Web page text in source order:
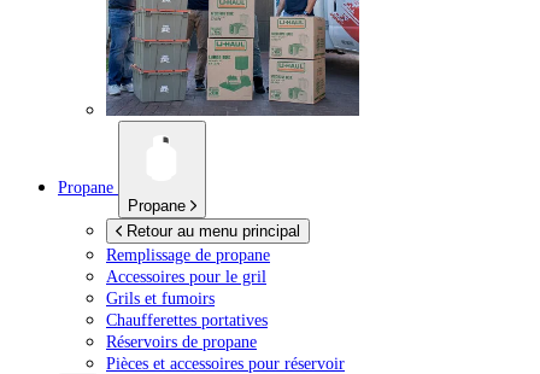
Propane
Propane
Retour au menu principal
Remplissage de propane
Accessoires pour le gril
Grils et fumoirs
Chaufferettes portatives
Réservoirs de propane
Pièces et accessoires pour réservoir